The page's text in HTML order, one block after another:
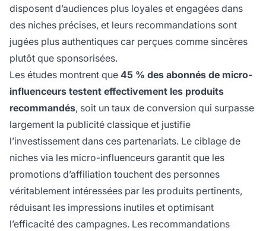
disposent d’audiences plus loyales et engagées dans
des niches précises, et leurs recommandations sont
jugées plus authentiques car perçues comme sincères
plutôt que sponsorisées.
Les études montrent que 45 % des abonnés de micro-
influenceurs testent effectivement les produits
recommandés, soit un taux de conversion qui surpasse
largement la publicité classique et justifie
l’investissement dans ces partenariats. Le ciblage de
niches via les micro-influenceurs garantit que les
promotions d’affiliation touchent des personnes
véritablement intéressées par les produits pertinents,
réduisant les impressions inutiles et optimisant
l’efficacité des campagnes. Les recommandations